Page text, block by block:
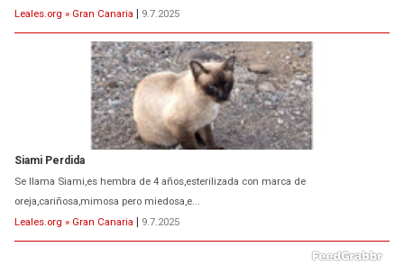
Leales.org » Gran Canaria | 9.7.2025
Siami Perdida
Se llama Siami,es hembra de 4 años,esterilizada con marca de
oreja,cariñosa,mimosa pero miedosa,e...
Leales.org » Gran Canaria | 9.7.2025